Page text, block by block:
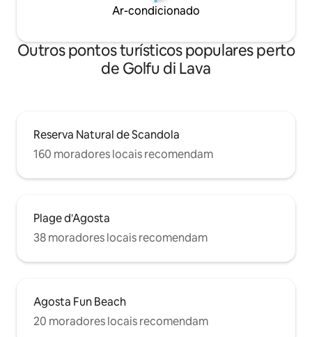
Ar-condicionado
Outros pontos turísticos populares perto
de Golfu di Lava
Reserva Natural de Scandola
160 moradores locais recomendam
Plage d'Agosta
38 moradores locais recomendam
Agosta Fun Beach
20 moradores locais recomendam